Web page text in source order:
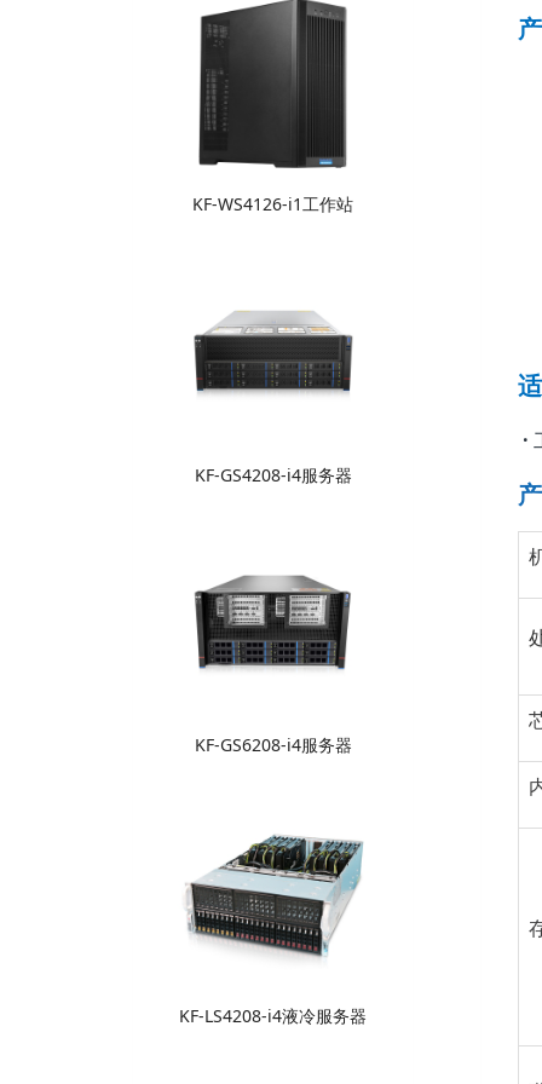
·
KF-WS4126-i1工作站
KF-GS4208-i4服务器
KF-GS6208-i4服务器
KF-LS4208-i4液冷服务器